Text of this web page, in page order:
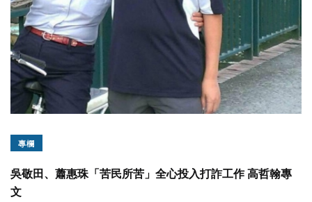
專欄
吳敬田、蕭惠珠「苦民所苦」全心投入打詐工作 高哲翰專
文